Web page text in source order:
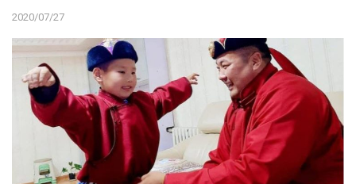
2020/07/27